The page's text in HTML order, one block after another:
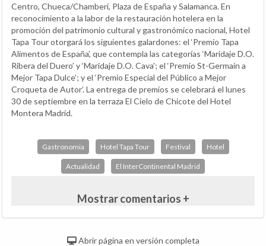
Centro, Chueca/Chamberí, Plaza de España y Salamanca. En
reconocimiento a la labor de la restauración hotelera en la
promoción del patrimonio cultural y gastronómico nacional, Hotel
Tapa Tour otorgará los siguientes galardones: el ‘Premio Tapa
Alimentos de España’, que contempla las categorías ‘Maridaje D.O.
Ribera del Duero’ y ‘Maridaje D.O. Cava’; el ‘Premio St-Germain a
Mejor Tapa Dulce’; y el ‘Premio Especial del Público a Mejor
Croqueta de Autor’. La entrega de premios se celebrará el lunes
30 de septiembre en la terraza El Cielo de Chicote del Hotel
Montera Madrid.
Gastronomia Hotel Tapa Tour Festival Hotel
Actualidad El InterContinental Madrid
Mostrar comentarios +
Abrir página en versión completa